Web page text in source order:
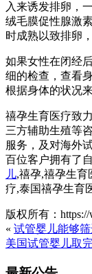
入来诱发排卵，
绒毛膜促性腺激
时成熟以致排卵
如果女性在闭经
细的检查，查看
根据身体的状况
禧孕生育医疗致
三方辅助生殖等
服务，及对海外
百位客户拥有了
儿,禧孕,禧孕生育
疗,泰国禧孕生育
版权所有：
« 试管婴儿能够
美国试管婴儿取